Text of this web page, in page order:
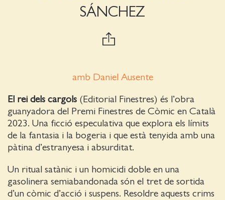
SÁNCHEZ
amb Daniel Ausente
El rei dels cargols (Editorial Finestres) és l’obra
guanyadora del Premi Finestres de Còmic en Català
2023. Una ficció especulativa que explora els límits
de la fantasia i la bogeria i que està tenyida amb una
pàtina d’estranyesa i absurditat.
Un ritual satànic i un homicidi doble en una
gasolinera semiabandonada són el tret de sortida
d’un còmic d’acció i suspens. Resoldre aquests crims